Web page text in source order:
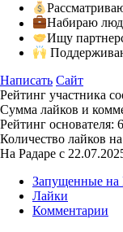
Набираю
Ищу
Написать Сайт
Рейтинг участника
Сумма лайков и
Рейтинг основателя:
Количество лайков
На Радаре с
Запущенные на
Лайки
Комментарии